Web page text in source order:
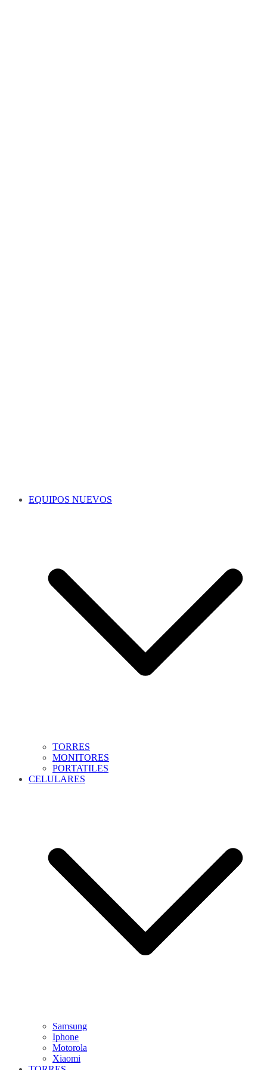
EQUIPOS NUEVOS
TORRES
MONITORES
PORTATILES
CELULARES
Samsung
Iphone
Motorola
Xiaomi